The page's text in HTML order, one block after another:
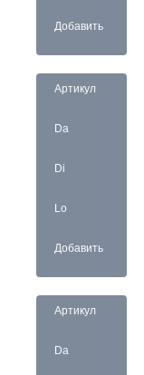
Добавить
Артикул
Da
Di
Lo
Добавить
Артикул
Da